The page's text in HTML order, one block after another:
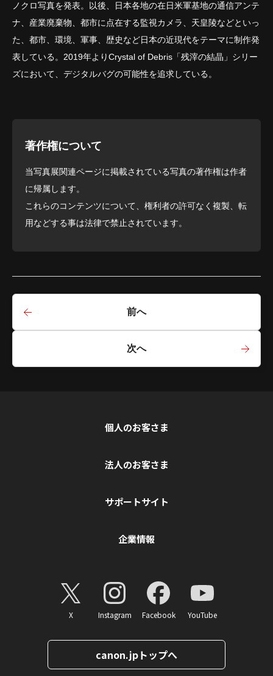
ノクロ写真を発表。以後、日本各地の在日米軍基地の通信アンテ
ナ、産業廃棄物、都市に点在する監視カメラ、天皇陵などといっ
た、都市、環境、軍事、歴史など日本の近現代をテーマに制作発
表している。2019年よりCrystal of Debris「残滓の結晶」シリー
ズにおいて、デジタルバグの可能性を追求している。
著作権について
当写真展関連ページに掲載されている写真の著作権は作者
に帰属します。
これらのコンテンツについて、権利者の許可なく複製、転
用などする事は法律で禁止されています。
前へ
次へ
個人のお客さま
法人のお客さま
サポートサイト
企業情報
X Instagram Facebook YouTube
canon.jpトップへ